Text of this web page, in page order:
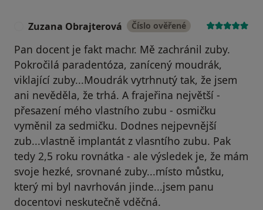
Zuzana Obrajterová Číslo ověřené
Pan docent je fakt machr. Mě zachránil zuby.
Pokročilá paradentóza, zanícený moudrák,
viklající zuby...Moudrák vytrhnutý tak, že jsem
ani nevěděla, že trhá. A frajeřina největší -
přesazení mého vlastního zubu - osmičku
vyměnil za sedmičku. Dodnes nejpevnější
zub...vlastně implantát z vlasntího zubu. Pak
tedy 2,5 roku rovnátka - ale výsledek je, že mám
svoje hezké, srovnané zuby...místo můstku,
který mi byl navrhován jinde...jsem panu
docentovi neskutečně vděčná.